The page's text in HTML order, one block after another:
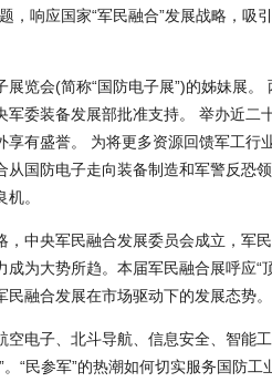
，响应国家“军民融合”发展战略，吸
览会(简称“国防电子展”)的姊妹展
军委装备发展部批准支持。 举办近二
享有盛誉。 为将更多资源回馈军工行
从国防电子走向装备制造和军警反恐
。
，中央军民融合发展委员会成立，军
成为大势所趋。本届军民融合展呼应“
民融合发展在市场驱动下的发展态势。
空电子、北斗导航、信息安全、智能
“民参军”的热潮如何切实服务国防